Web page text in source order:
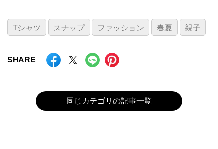
Tシャツ スナップ ファッション 春夏 親子
SHARE
同じカテゴリの記事一覧